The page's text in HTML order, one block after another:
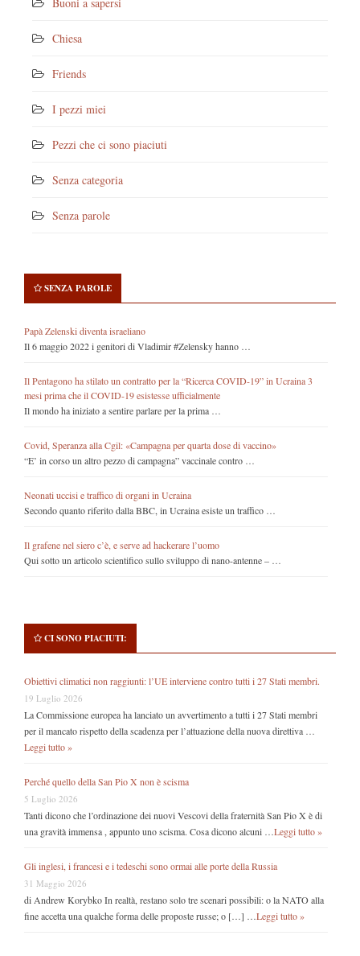
Chiesa
Friends
I pezzi miei
Pezzi che ci sono piaciuti
Senza categoria
Senza parole
SENZA PAROLE
Papà Zelenski diventa israeliano
Il 6 maggio 2022 i genitori di Vladimir #Zelensky hanno …
Il Pentagono ha stilato un contratto per la “Ricerca COVID-19” in Ucraina 3
mesi prima che il COVID-19 esistesse ufficialmente
Il mondo ha iniziato a sentire parlare per la prima …
Covid, Speranza alla Cgil: «Campagna per quarta dose di vaccino»
“E’ in corso un altro pezzo di campagna” vaccinale contro …
Neonati uccisi e traffico di organi in Ucraina
Secondo quanto riferito dalla BBC, in Ucraina esiste un traffico …
Il grafene nel siero c’è, e serve ad hackerare l’uomo
Qui sotto un articolo scientifico sullo sviluppo di nano-antenne – …
CI SONO PIACIUTI:
Obiettivi climatici non raggiunti: l’UE interviene contro tutti i 27 Stati membri.
19 Luglio 2026
La Commissione europea ha lanciato un avvertimento a tutti i 27 Stati membri
per il mancato rispetto della scadenza per l’attuazione della nuova direttiva …
Leggi tutto »
Perché quello della San Pio X non è scisma
5 Luglio 2026
Tanti dicono che l’ordinazione dei nuovi Vescovi della fraternità San Pio X è di
una gravità immensa , appunto uno scisma. Cosa dicono alcuni … Leggi tutto »
Gli inglesi, i francesi e i tedeschi sono ormai alle porte della Russia
31 Maggio 2026
di Andrew Korybko In realtà, restano solo tre scenari possibili: o la NATO alla
fine accetta una qualche forma delle proposte russe; o […] … Leggi tutto »